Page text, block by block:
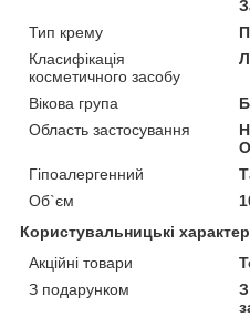
Тип крему
Класифікація
косметичного засобу
Вікова група
Область застосування
Гіпоалергенний
Об`єм
Користувальницькі
Акційні товари
З подарунком